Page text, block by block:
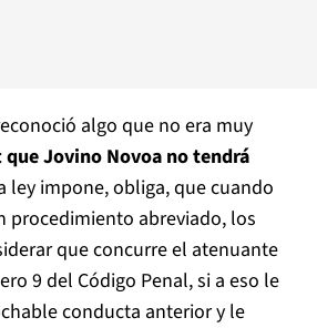
algo que no era muy
que Jovino Novoa no tendrá
ley impone, obliga, que cuando
procedimiento abreviado, los
que concurre el atenuante
9 del Código Penal, si a eso le
conducta anterior y le